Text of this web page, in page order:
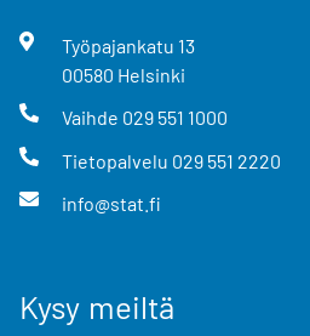
Työpajankatu 13
00580 Helsinki
Vaihde 029 551 1000
Tietopalvelu 029 551 2220
info@stat.fi
Kysy meiltä